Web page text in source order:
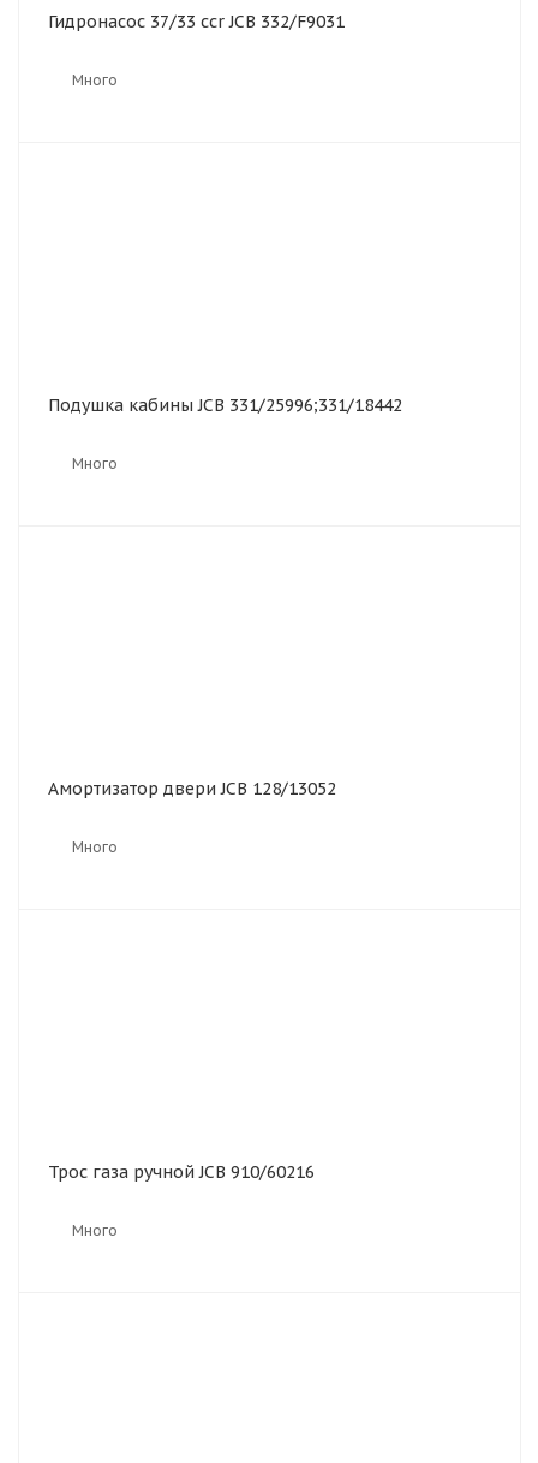
Гидронасос 37/33 ccr JCB 332/F9031
Много
Подушка кабины JCB 331/25996;331/18442
Много
Амортизатор двери JCB 128/13052
Много
Трос газа ручной JCB 910/60216
Много